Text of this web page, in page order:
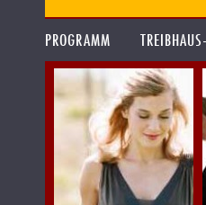
PROGRAMM